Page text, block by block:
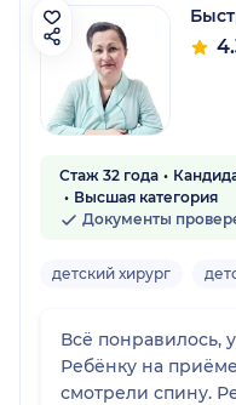
Стаж 32 года
Высшая категория
Документы
детский хирург
Всё понравилось,
Ребёнку на
смотрели спину.